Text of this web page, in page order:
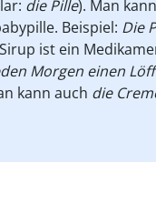
die Pille). Man
Beispiel: Die
ist ein
Morgen einen
kann auch die